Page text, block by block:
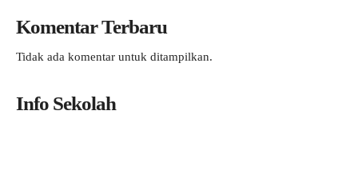
Komentar Terbaru
Tidak ada komentar untuk ditampilkan.
Info Sekolah